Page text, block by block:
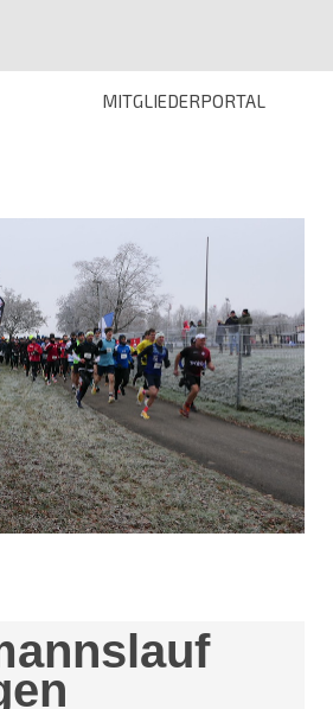
MITGLIEDERPORTAL